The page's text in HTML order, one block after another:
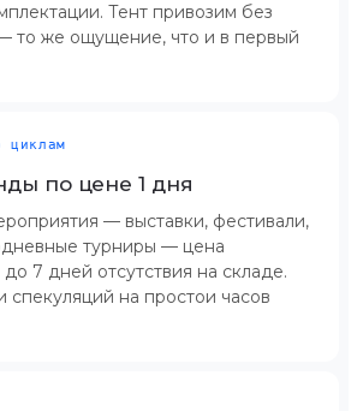
Тент привозим без
то же ощущение, что и в первый
по цене 1 дня
— выставки, фестивали,
турниры — цена
7 дней отсутствия на складе.
спекуляций на простои часов